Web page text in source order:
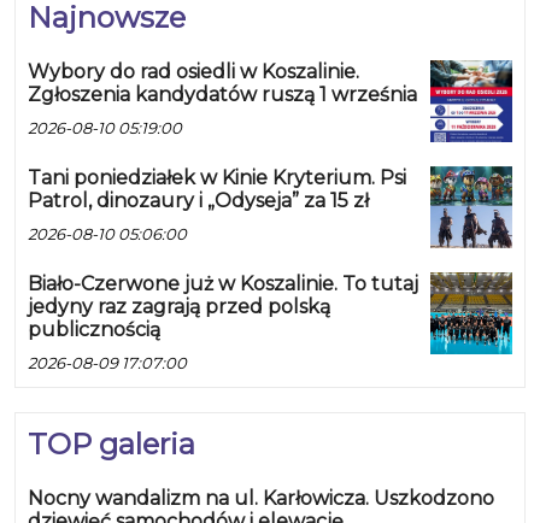
Najnowsze
Wybory do rad osiedli w Koszalinie.
Zgłoszenia kandydatów ruszą 1 września
2026-08-10 05:19:00
Tani poniedziałek w Kinie Kryterium. Psi
Patrol, dinozaury i „Odyseja” za 15 zł
2026-08-10 05:06:00
Biało-Czerwone już w Koszalinie. To tutaj
jedyny raz zagrają przed polską
publicznością
2026-08-09 17:07:00
TOP galeria
Nocny wandalizm na ul. Karłowicza. Uszkodzono